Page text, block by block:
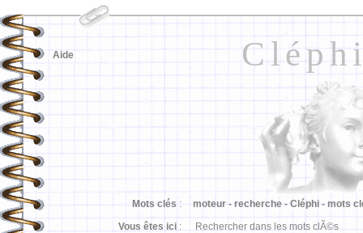
Aide
Mots clés : moteur - recherche - Cléphi - mots
Vous êtes ici : Rechercher dans les mots clÃ©s